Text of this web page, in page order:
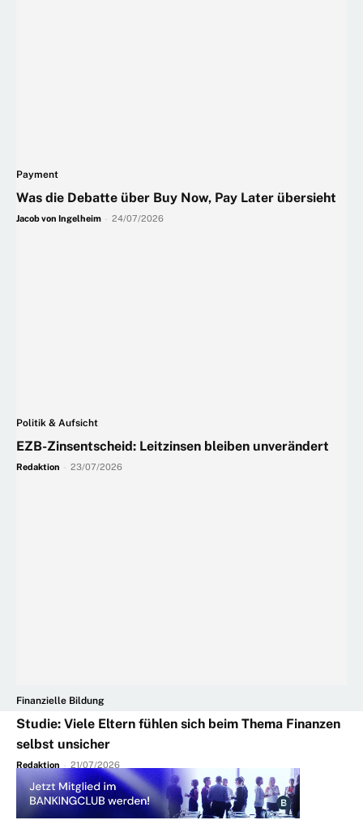
Payment
Was die Debatte über Buy Now, Pay Later übersieht
Jacob von Ingelheim 24/07/2026
Politik & Aufsicht
EZB-Zinsentscheid: Leitzinsen bleiben unverändert
Redaktion 23/07/2026
Finanzielle Bildung
Studie: Viele Eltern fühlen sich beim Thema Finanzen
selbst unsicher
Redaktion - 21/07/2026